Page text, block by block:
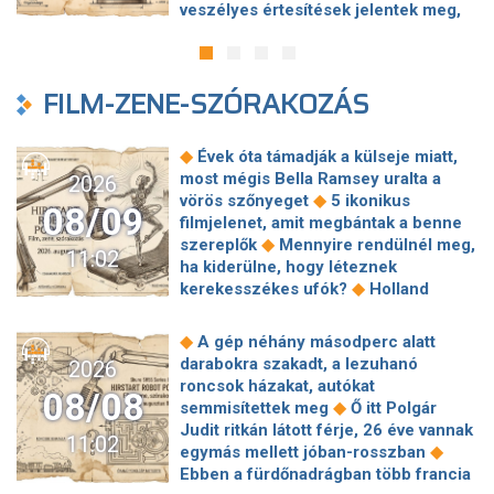
oktatásba
szemüvegét" ◆ Az új tanévtől a
mesterséges intelligenciával
az általános iskolai oktatásba
természetben nem létező vírust
intelligencia – Óriási áttörés
kapujában az orvostudomány
veszélyes értesítések jelentek meg,
magukat◆ Kéretlen Pókember-
reklám fogadta a BMW-tulajdonosokat
elmondta, mennyi vizet tartunk meg
Magyarországon ◆Néhány héten
belül búcsút mondhatunk a Google
egyik legismertebb szolgáltatásának
◆41,8 fokos országos melegrekord
dőlt meg Magyarországon◆
OpenAi első saját kütyüje állítólag egy
hangszóró◆
Mesterségesintelligencia-honlapot
indított a kormány, bejelentéseket is
lehet tenni◆Túl gyakran használtak
mesterséges intelligenciát
dolgozatíráshoz a dán
középiskolások, mostantól szóban
FILM-ZENE-SZÓRAKOZÁS
2026
08/09
11:02
◆ Évek óta támadják a külseje miatt,
most mégis Bella Ramsey uralta a
vörös szőnyeget ◆ 5 ikonikus
filmjelenet, amit megbántak a benne
szereplők ◆ Mennyire rendülnél meg,
ha kiderülne, hogy léteznek
kerekesszékes ufók? ◆ Holland
◆
6+1 új közvetlen járat Budapestről
egy szeptemberi kiruccanáshoz
Bródy Dalok Napja a Szigeten: itt a
teljes műsor ◆ Nem tudnak betelni
egymással: sokatmondó fotókat
osztott meg Kim Kardashianról Lewis
Hamilton◆ Egy börtönben kezdődött
az igazi Hannibal Lecter története ◆
2026
08/08
11:02
◆ A gép néhány másodperc alatt
darabokra szakadt, a lezuhanó
roncsok házakat, autókat
semmisítettek meg ◆ Ő itt Polgár
Judit ritkán látott férje, 26 éve vannak
egymás mellett jóban-rosszban ◆
Ebben a fürdőnadrágban több francia